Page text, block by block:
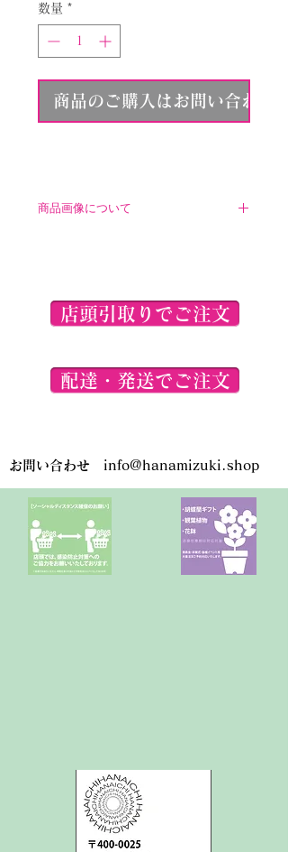
数量 *
商品のご購入はお問い合わせ
商品画像について
で、ご了承くださいませ。
店頭引取りでご注文
配達・発送でご注文
お問い合わせ info@hanamizuki.shop